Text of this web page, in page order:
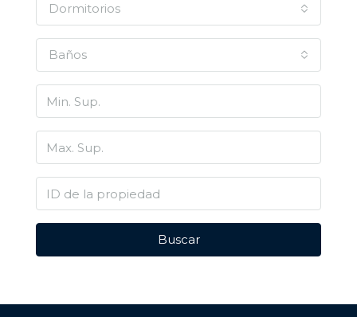
Dormitorios
Baños
Buscar